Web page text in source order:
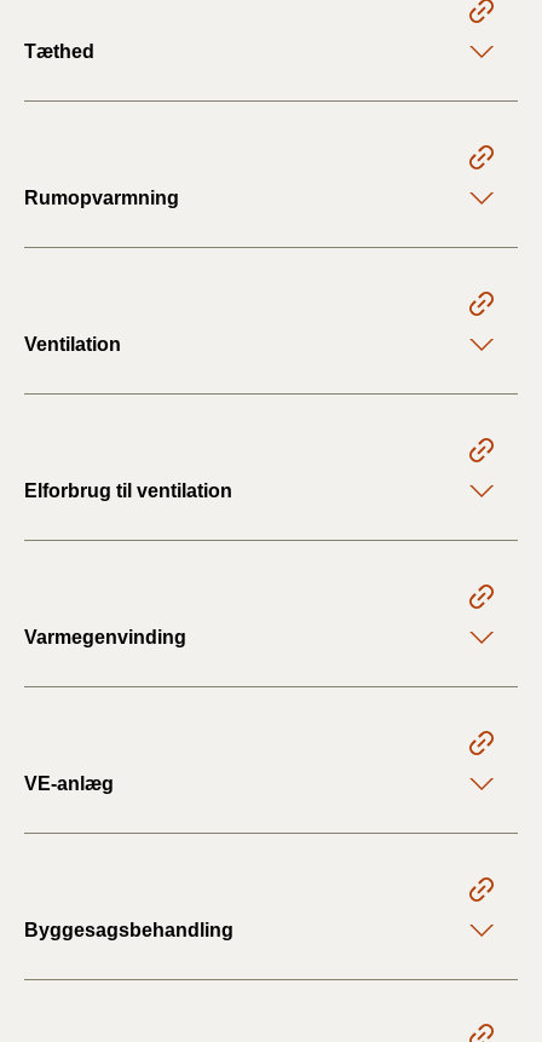
Tæthed
Rumopvarmning
Ventilation
Elforbrug til ventilation
Varmegenvinding
VE-anlæg
Byggesagsbehandling